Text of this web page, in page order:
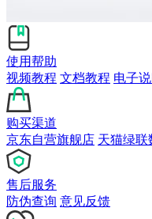
使用帮助
视频教程 文档教程 电子
购买渠道
京东自营旗舰店 天猫绿联
售后服务
防伪查询 意见反馈